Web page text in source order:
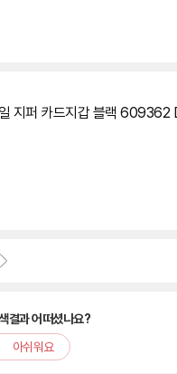
일 지퍼 카드지갑 블랙
과 어떠셨나요?
아쉬워요